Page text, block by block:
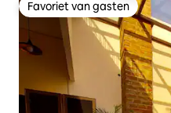
Favoriet van gasten
Favoriet van gasten